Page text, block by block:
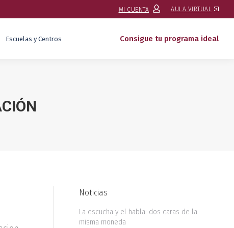
MI CUENTA AULA VIRTUAL
Escuelas y Centros Consigue tu programa ideal
Noticias
La escucha y el habla: dos caras de la
misma moneda